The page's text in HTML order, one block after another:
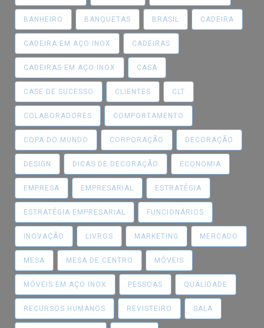
BANHEIRO BANQUETAS BRASIL CADEIRA
CADEIRA EM AÇO INOX CADEIRAS
CADEIRAS EM AÇO INOX CASA
CASE DE SUCESSO CLIENTES CLT
COLABORADORES COMPORTAMENTO
COPA DO MUNDO CORPORAÇÃO DECORAÇÃO
DESIGN DICAS DE DECORAÇÃO ECONOMIA
EMPRESA EMPRESARIAL ESTRATÉGIA
ESTRATÉGIA EMPRESARIAL FUNCIONÁRIOS
INOVAÇÃO LIVROS MARKETING MERCADO
MESA MESA DE CENTRO MÓVEIS
MÓVEIS EM AÇO INOX PESSOAS QUALIDADE
RECURSOS HUMANOS REVISTEIRO SALA